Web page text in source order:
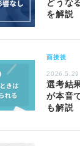
どうな
を解説
面接後
2026.5.29
選考結
が本音
も解説